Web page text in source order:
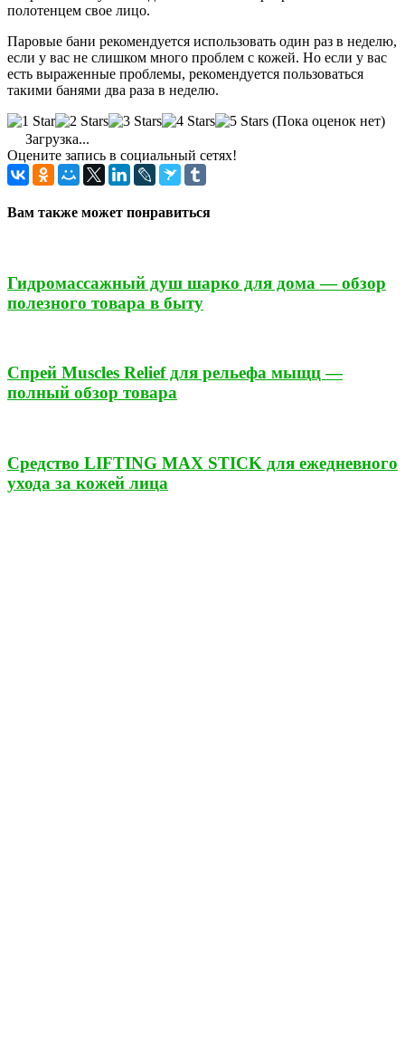
полотенцем свое лицо.
Паровые бани рекомендуется использовать один раз в неделю,
если у вас не слишком много проблем с кожей. Но если у вас
есть выраженные проблемы, рекомендуется пользоваться
такими банями два раза в неделю.
(Пока оценок нет)
Загрузка...
Оцените запись в социальный сетях!
Вам также может понравиться
Гидромассажный душ шарко для дома — обзор
полезного товара в быту
Спрей Muscles Relief для рельефа мыщц —
полный обзор товара
Средство LIFTING MAX STICK для ежедневного
ухода за кожей лица